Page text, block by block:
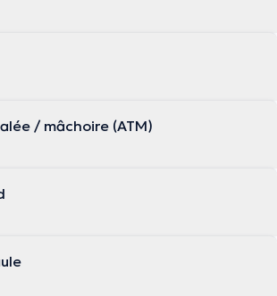
/ mâchoire (ATM)